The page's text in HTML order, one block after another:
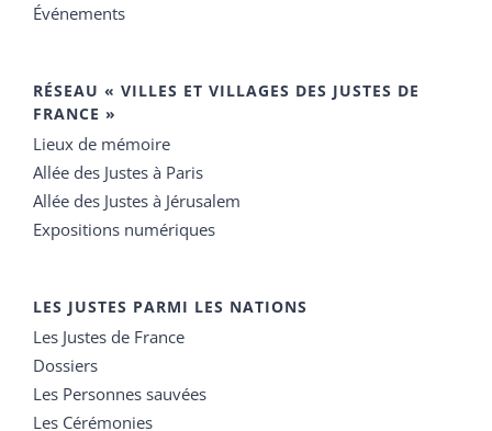
Événements
RÉSEAU « VILLES ET VILLAGES DES JUSTES DE
FRANCE »
Lieux de mémoire
Allée des Justes à Paris
Allée des Justes à Jérusalem
Expositions numériques
LES JUSTES PARMI LES NATIONS
Les Justes de France
Dossiers
Les Personnes sauvées
Les Cérémonies